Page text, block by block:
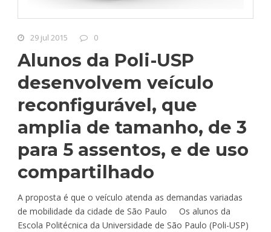
29 jul 2015 0
Alunos da Poli-USP
desenvolvem veículo
reconfigurável, que
amplia de tamanho, de 3
para 5 assentos, e de uso
compartilhado
A proposta é que o veículo atenda as demandas variadas
de mobilidade da cidade de São Paulo Os alunos da
Escola Politécnica da Universidade de São Paulo (Poli-USP)